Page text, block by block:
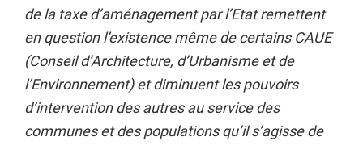
de la taxe d’aménagement par l’Etat remettent
en question l’existence même de certains CAUE
(Conseil d’Architecture, d’Urbanisme et de
l’Environnement) et diminuent les pouvoirs
d’intervention des autres au service des
communes et des populations qu’il s’agisse de